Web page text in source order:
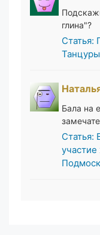
глина"?
Статья:
Танцуры
Бала на
Статья: